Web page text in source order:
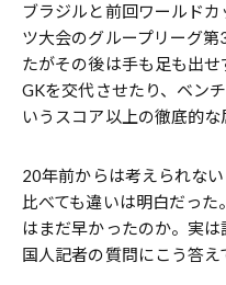
ブラジルと前回ワールド
ツ大会のグループリーグ
たがその後は手も足も出
GKを交代させたり、ベン
いうスコア以上の徹底的な
20年前からは考えられな
比べても違いは明白だっ
はまだ早かったのか。実
国人記者の質問にこう答え